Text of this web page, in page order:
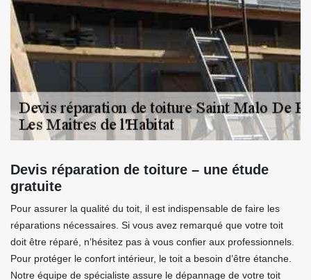
Devis réparation de toiture – une étude
gratuite
Pour assurer la qualité du toit, il est indispensable de faire les
réparations nécessaires. Si vous avez remarqué que votre toit
doit être réparé, n’hésitez pas à vous confier aux professionnels.
Pour protéger le confort intérieur, le toit a besoin d’être étanche.
Notre équipe de spécialiste assure le dépannage de votre toit